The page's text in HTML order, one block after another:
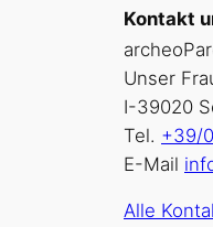
Kontakt
Unser
I-39020
Tel. +39/
E-Mail
Alle